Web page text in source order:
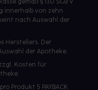
gemäß § 130 SGB V
innerhalb von zehn
nach Auswahl der
Herstellers. Der
der Apotheke.
Kosten für
Produkt 5 PAYBACK